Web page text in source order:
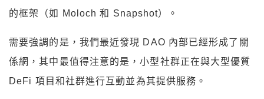
的框架（如 Moloch 和 Snapshot）。
需要強調的是，我們最近發現 DAO 內部已經形成了關
係網，其中最值得注意的是，小型社群正在與大型優質
DeFi 項目和社群進行互動並為其提供服務。